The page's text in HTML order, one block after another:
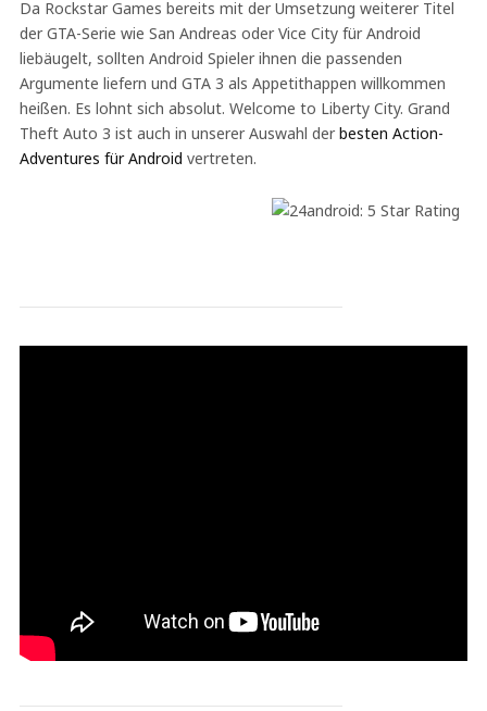
Da Rockstar Games bereits mit der Umsetzung weiterer Titel
der GTA-Serie wie San Andreas oder Vice City für Android
liebäugelt, sollten Android Spieler ihnen die passenden
Argumente liefern und GTA 3 als Appetithappen willkommen
heißen. Es lohnt sich absolut. Welcome to Liberty City. Grand
Theft Auto 3 ist auch in unserer Auswahl der besten Action-
Adventures für Android vertreten.